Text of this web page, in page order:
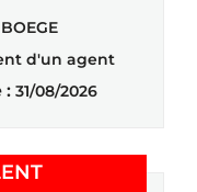
BOEGE
d'un agent
: 31/08/2026